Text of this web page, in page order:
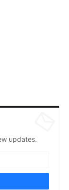
updates.